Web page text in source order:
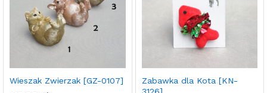
Wieszak Zwierzak [GZ-0107]
Zabawka dla Kota [KN-